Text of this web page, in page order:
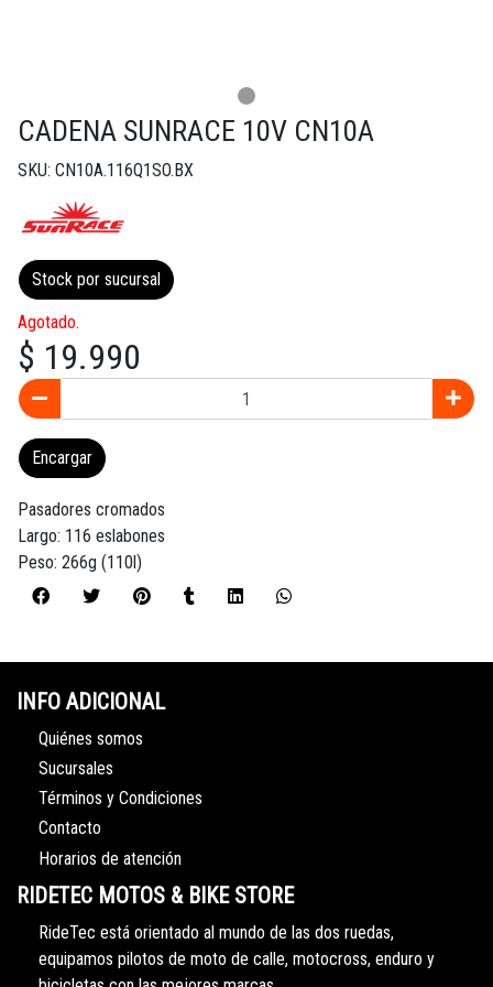
CADENA SUNRACE 10V CN10A
SKU: CN10A.116Q1SO.BX
Stock por sucursal
Agotado.
$ 19.990
Encargar
Pasadores cromados
Largo: 116 eslabones
Peso: 266g (110l)
INFO ADICIONAL
Quiénes somos
Sucursales
Términos y Condiciones
Contacto
Horarios de atención
RIDETEC MOTOS & BIKE STORE
RideTec está orientado al mundo de las dos ruedas,
equipamos pilotos de moto de calle, motocross, enduro y